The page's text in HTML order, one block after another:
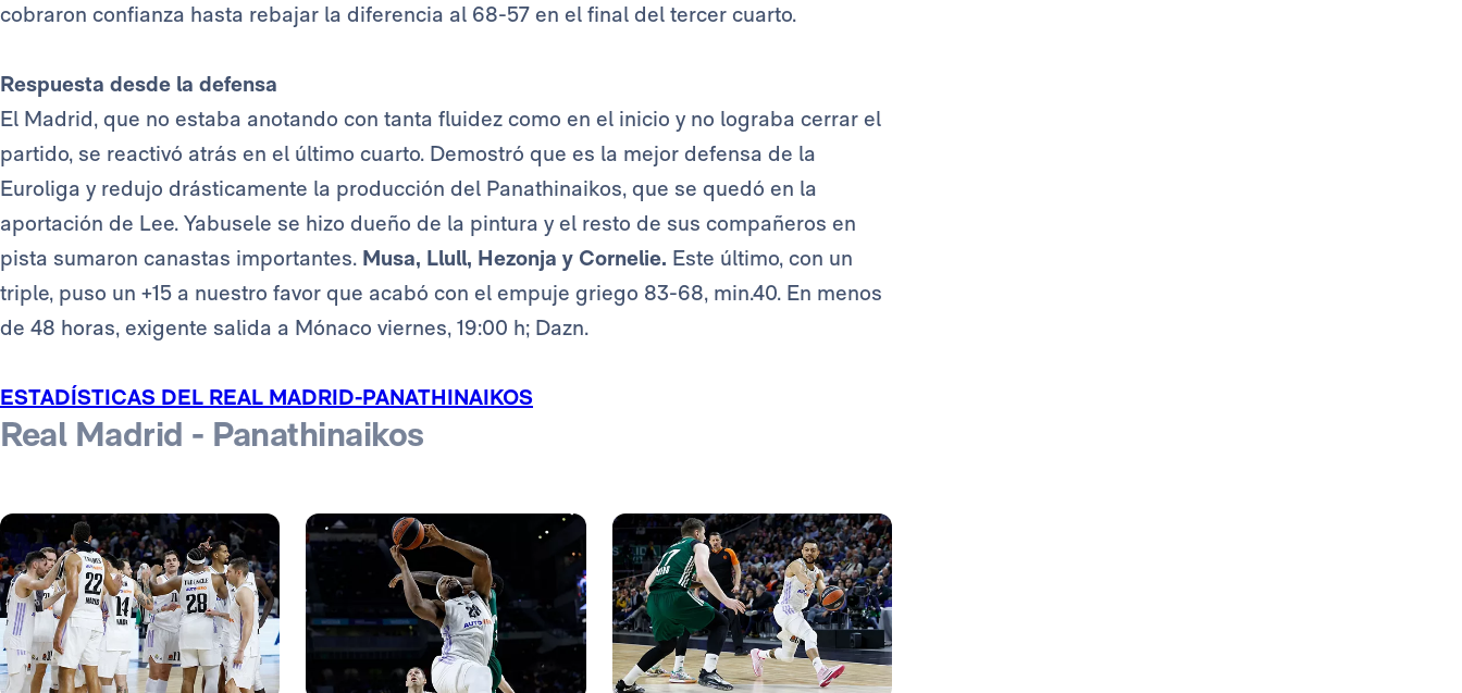
cobraron confianza hasta rebajar la diferencia al 68-57 en el final del tercer cuarto.
Respuesta desde la defensa
El Madrid, que no estaba anotando con tanta fluidez como en el inicio y no lograba cerrar el
partido, se reactivó atrás en el último cuarto. Demostró que es la mejor defensa de la
Euroliga y redujo drásticamente la producción del Panathinaikos, que se quedó en la
aportación de Lee. Yabusele se hizo dueño de la pintura y el resto de sus compañeros en
pista sumaron canastas importantes. Musa, Llull, Hezonja y Cornelie. Este último, con un
triple, puso un +15 a nuestro favor que acabó con el empuje griego 83-68, min.40. En menos
de 48 horas, exigente salida a Mónaco viernes, 19:00 h; Dazn.
ESTADÍSTICAS DEL REAL MADRID-PANATHINAIKOS
Real Madrid - Panathinaikos